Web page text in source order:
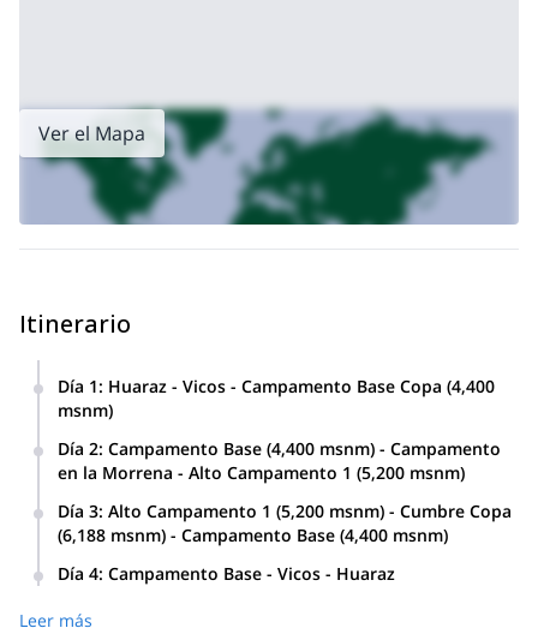
Ver el Mapa
Itinerario
Día 1: Huaraz - Vicos - Campamento Base Copa (4,400
msnm)
Día 2: Campamento Base (4,400 msnm) - Campamento
en la Morrena - Alto Campamento 1 (5,200 msnm)
Día 3: Alto Campamento 1 (5,200 msnm) - Cumbre Copa
(6,188 msnm) - Campamento Base (4,400 msnm)
Día 4: Campamento Base - Vicos - Huaraz
Leer más